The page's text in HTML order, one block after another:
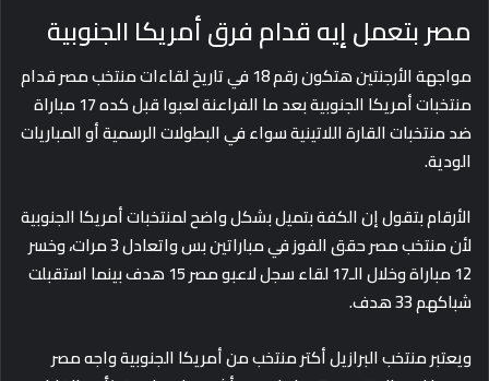
مصر بتعمل إيه قدام فرق أمريكا الجنوبية
مواجهة الأرجنتين هتكون رقم 18 في تاريخ لقاءات منتخب مصر قدام
منتخبات أمريكا الجنوبية بعد ما الفراعنة لعبوا قبل كده 17 مباراة
ضد منتخبات القارة اللاتينية سواء في البطولات الرسمية أو المباريات
الودية.
الأرقام بتقول إن الكفة بتميل بشكل واضح لمنتخبات أمريكا الجنوبية
لأن منتخب مصر حقق الفوز في مباراتين بس واتعادل 3 مرات، وخسر
12 مباراة وخلال الـ17 لقاء سجل لاعبو مصر 15 هدف بينما استقبلت
شباكهم 33 هدف.
ويعتبر منتخب البرازيل أكتر منتخب من أمريكا الجنوبية واجه مصر